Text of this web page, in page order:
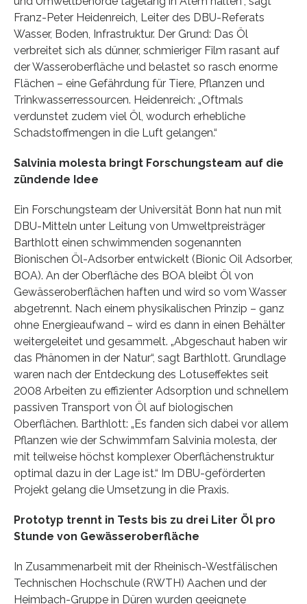
Franz-Peter Heidenreich, Leiter des DBU-Referats
Wasser, Boden, Infrastruktur. Der Grund: Das Öl
verbreitet sich als dünner, schmieriger Film rasant auf
der Wasseroberfläche und belastet so rasch enorme
Flächen – eine Gefährdung für Tiere, Pflanzen und
Trinkwasserressourcen. Heidenreich: „Oftmals
verdunstet zudem viel Öl, wodurch erhebliche
Schadstoffmengen in die Luft gelangen.“
Salvinia molesta bringt Forschungsteam auf die
zündende Idee
Ein Forschungsteam der Universität Bonn hat nun mit
DBU-Mitteln unter Leitung von Umweltpreisträger
Barthlott einen schwimmenden sogenannten
Bionischen Öl-Adsorber entwickelt (Bionic Oil Adsorber,
BOA). An der Oberfläche des BOA bleibt Öl von
Gewässeroberflächen haften und wird so vom Wasser
abgetrennt. Nach einem physikalischen Prinzip – ganz
ohne Energieaufwand – wird es dann in einen Behälter
weitergeleitet und gesammelt. „Abgeschaut haben wir
das Phänomen in der Natur“, sagt Barthlott. Grundlage
waren nach der Entdeckung des Lotuseffektes seit
2008 Arbeiten zu effizienter Adsorption und schnellem
passiven Transport von Öl auf biologischen
Oberflächen. Barthlott: „Es fanden sich dabei vor allem
Pflanzen wie der Schwimmfarn Salvinia molesta, der
mit teilweise höchst komplexer Oberflächenstruktur
optimal dazu in der Lage ist.“ Im DBU-geförderten
Projekt gelang die Umsetzung in die Praxis.
Prototyp trennt in Tests bis zu drei Liter Öl pro
Stunde von Gewässeroberfläche
In Zusammenarbeit mit der Rheinisch-Westfälischen
Technischen Hochschule (RWTH) Aachen und der
Heimbach-Gruppe in Düren wurden geeignete